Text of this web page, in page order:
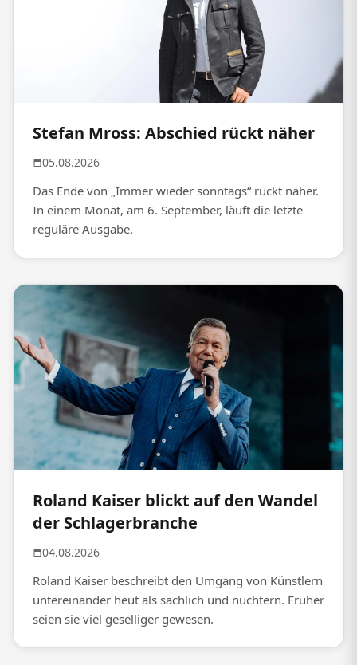
Stefan Mross: Abschied rückt näher
05.08.2026
Das Ende von „Immer wieder sonntags“ rückt näher.
In einem Monat, am 6. September, läuft die letzte
reguläre Ausgabe.
Roland Kaiser blickt auf den Wandel
der Schlagerbranche
04.08.2026
Roland Kaiser beschreibt den Umgang von Künstlern
untereinander heut als sachlich und nüchtern. Früher
seien sie viel geselliger gewesen.